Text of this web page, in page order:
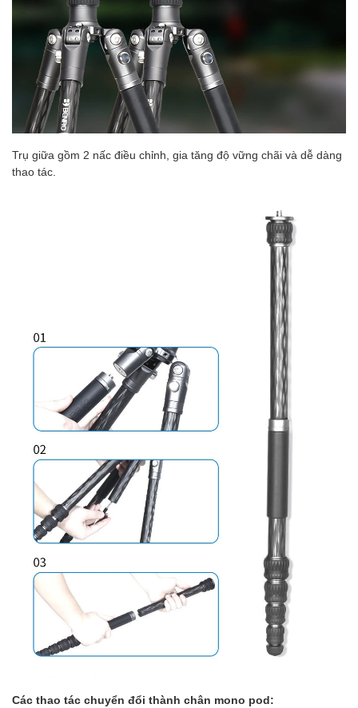
Trụ giữa gồm 2 nấc điều chỉnh, gia tăng độ vững chãi và dễ dàng
thao tác.
Các thao tác chuyển đổi thành chân mono pod: